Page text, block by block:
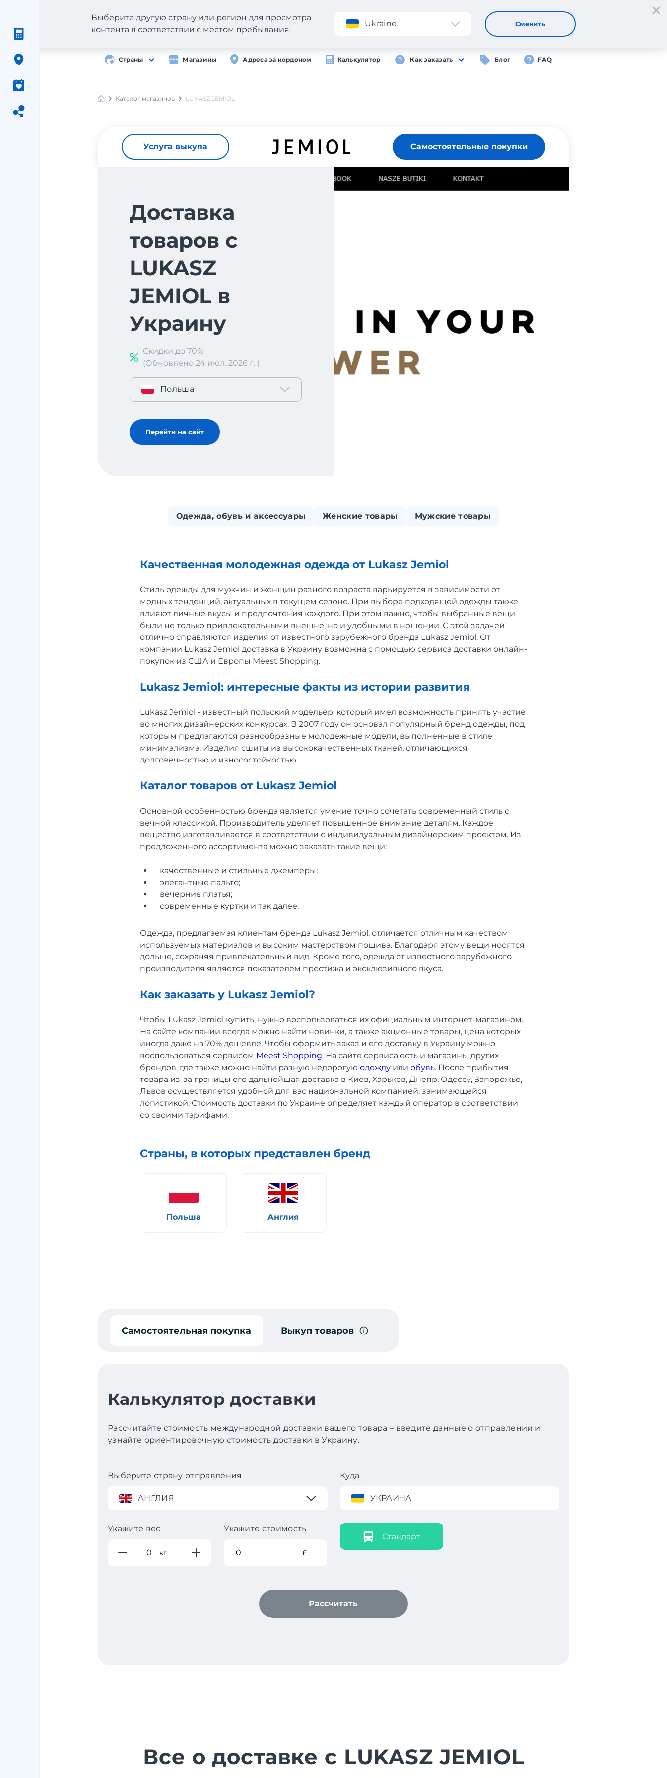
Приложение Регистрация Вход
Страны Магазины Адреса за кордоном Калькулятор Как заказать Блог FAQ
Выберите другую страну или регион для просмотра
контента в соответствии с местом пребывания.
Ukraine Сменить
Каталог магазинов LUKASZ JEMIOL
Услуга выкупа Самостоятельные покупки
Доставка
товаров с
LUKASZ
JEMIOL в
Украину
Скидки до 70%
(Обновлено 24 июл. 2026 г. )
Польша
Перейти на сайт
Одежда, обувь и аксессуары Женские товары Мужские товары
Качественная молодежная одежда от Lukasz Jemiol
Стиль одежды для мужчин и женщин разного возраста варьируется в зависимости от
модных тенденций, актуальных в текущем сезоне. При выборе подходящей одежды также
влияют личные вкусы и предпочтения каждого. При этом важно, чтобы выбранные вещи
были не только привлекательными внешне, но и удобными в ношении. С этой задачей
отлично справляются изделия от известного зарубежного бренда Lukasz Jemiol. От
компании Lukasz Jemiol доставка в Украину возможна с помощью сервиса доставки онлайн-
покупок из США и Европы Meest Shopping.
Lukasz Jemiol: интересные факты из истории развития
Lukasz Jemiol - известный польский модельер, который имел возможность принять участие
во многих дизайнерских конкурсах. В 2007 году он основал популярный бренд одежды, под
которым предлагаются разнообразные молодежные модели, выполненные в стиле
минимализма. Изделия сшиты из высококачественных тканей, отличающихся
долговечностью и износостойкостью.
Каталог товаров от Lukasz Jemiol
Основной особенностью бренда является умение точно сочетать современный стиль с
вечной классикой. Производитель уделяет повышенное внимание деталям. Каждое
вещество изготавливается в соответствии с индивидуальным дизайнерским проектом. Из
предложенного ассортимента можно заказать такие вещи:
качественные и стильные джемперы;
элегантные пальто;
вечерние платья;
современные куртки и так далее.
Одежда, предлагаемая клиентам бренда Lukasz Jemiol, отличается отличным качеством
используемых материалов и высоким мастерством пошива. Благодаря этому вещи носятся
дольше, сохраняя привлекательный вид. Кроме того, одежда от известного зарубежного
производителя является показателем престижа и эксклюзивного вкуса.
Как заказать у Lukasz Jemiol?
Чтобы Lukasz Jemiol купить, нужно воспользоваться их официальным интернет-магазином.
На сайте компании всегда можно найти новинки, а также акционные товары, цена которых
иногда даже на 70% дешевле. Чтобы оформить заказ и его доставку в Украину можно
воспользоваться сервисом Meest Shopping. На сайте сервиса есть и магазины других
брендов, где также можно найти разную недорогую одежду или обувь. После прибытия
товара из-за границы его дальнейшая доставка в Киев, Харьков, Днепр, Одессу, Запорожье,
Львов осуществляется удобной для вас национальной компанией, занимающейся
логистикой. Стоимость доставки по Украине определяет каждый оператор в соответствии
со своими тарифами.
Страны, в которых представлен бренд
Польша Англия
Самостоятельная покупка Выкуп товаров
Калькулятор доставки
Рассчитайте стоимость международной доставки вашего товара – введите данные о отправлении и
узнайте ориентировочную стоимость доставки в Украину.
Выберите страну отправления
АНГЛИЯ
Куда
УКРАИНА
Укажите вес
кг
Укажите стоимость
£
Стандарт
Рассчитать
Все о доставке с LUKASZ JEMIOL